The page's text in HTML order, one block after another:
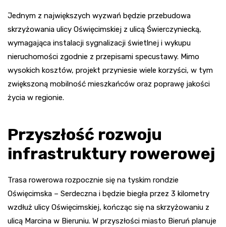
Jednym z największych wyzwań będzie przebudowa
skrzyżowania ulicy Oświęcimskiej z ulicą Świerczyniecką,
wymagająca instalacji sygnalizacji świetlnej i wykupu
nieruchomości zgodnie z przepisami specustawy. Mimo
wysokich kosztów, projekt przyniesie wiele korzyści, w tym
zwiększoną mobilność mieszkańców oraz poprawę jakości
życia w regionie.
Przyszłość rozwoju
infrastruktury rowerowej
Trasa rowerowa rozpocznie się na tyskim rondzie
Oświęcimska – Serdeczna i będzie biegła przez 3 kilometry
wzdłuż ulicy Oświęcimskiej, kończąc się na skrzyżowaniu z
ulicą Marcina w Bieruniu. W przyszłości miasto Bieruń planuje